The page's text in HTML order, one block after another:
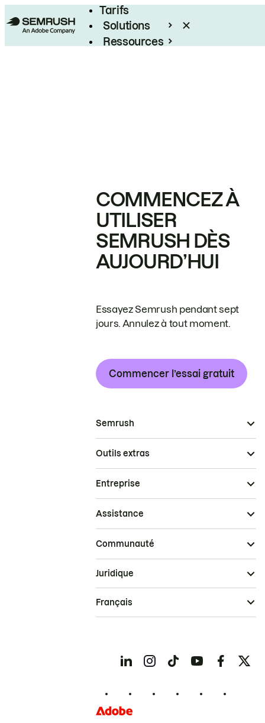
Tarifs
Solutions
Ressources
COMMENCEZ À
UTILISER
SEMRUSH DÈS
AUJOURD’HUI
Essayez Semrush pendant sept
jours. Annulez à tout moment.
Commencer l’essai gratuit
Semrush
Outils extras
Entreprise
Assistance
Communauté
Juridique
Français